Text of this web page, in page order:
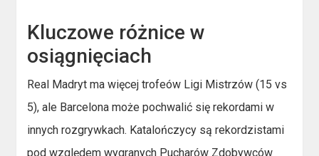
Kluczowe różnice w
osiągnięciach
Real Madryt ma więcej trofeów Ligi Mistrzów (15 vs
5), ale Barcelona może pochwalić się rekordami w
innych rozgrywkach. Katalończycy są rekordzistami
pod względem wygranych Pucharów Zdobywców